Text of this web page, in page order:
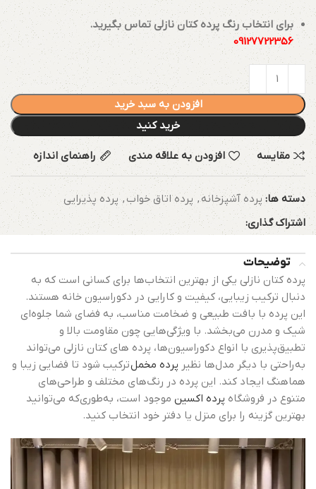
برای انتخاب رنگ پرده کتان نازلی تماس بگیرید.
09127722356
افزودن به سبد خرید
خرید کنید
مقایسه افزودن به علاقه مندی راهنمای اندازه
دسته ها: پرده آشپزخانه , پرده اتاق خواب , پرده پذیرایی
اشتراک گذاری:
توضیحات
پرده کتان نازلی یکی از بهترین انتخاب‌ها برای کسانی است که به
دنبال ترکیب زیبایی، کیفیت و کارایی در دکوراسیون خانه هستند.
این پرده با بافت طبیعی و ضخامت مناسب، به فضای شما جلوه‌ای
شیک و مدرن می‌بخشد. با ویژگی‌هایی چون مقاومت بالا و
تطبیق‌پذیری با انواع دکوراسیون‌ها، پرده های کتان نازلی می‌تواند
به‌راحتی با دیگر مدل‌ها نظیر پرده مخملترکیب شود تا فضایی زیبا و
هماهنگ ایجاد کند. این پرده در رنگ‌های مختلف و طراحی‌های
متنوع در فروشگاه پرده اکسین موجود است، به‌طوری‌که می‌توانید
بهترین گزینه را برای منزل یا دفتر خود انتخاب کنید.